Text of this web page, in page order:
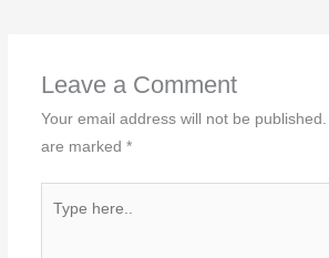
Leave a Comment
Your email address will not be published.
are marked *